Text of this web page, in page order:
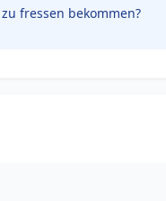
fressen bekommen?